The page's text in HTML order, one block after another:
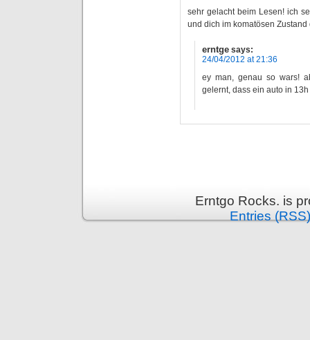
sehr gelacht beim Lesen! ich
und dich im komatösen
erntge says:
24/04/2012 at 21:36
ey man, genau so wars!
gelernt, dass ein auto in
Erntgo Rocks. is
Entries (RSS)